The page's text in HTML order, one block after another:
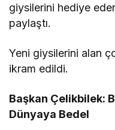
giysilerini hediye
paylaştı.
Yeni giysilerini alan
ikram edildi.
Başkan Çelikbilek:
Dünyaya Bedel